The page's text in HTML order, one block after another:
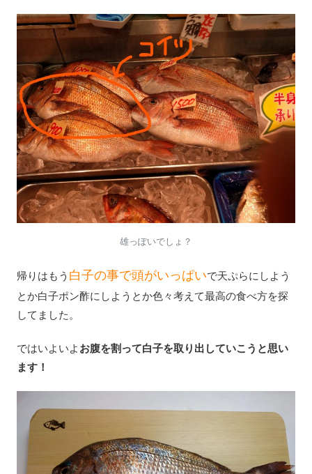
雄っぽいでしょ？
帰りはもう 白子の事で頭がいっぱいで天ぷらにしよう
とか白子ポン酢にしようとか色々考えて最高の食べ方を探
してました。
ではいよいよ お腹を割って白子を取り出していこうと思い
ます！